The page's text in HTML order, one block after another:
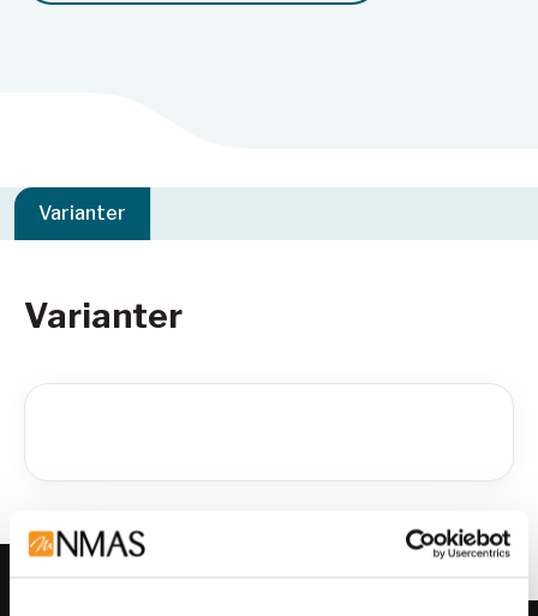
Varianter
Varianter